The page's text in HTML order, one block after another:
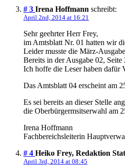
# 3 Irena Hoffmann schreibt:
April 2nd, 2014 at 16:21
Sehr geehrter Herr Frey,
im Amtsblatt Nr. 01 hatten wir
Leider musste die März-
Bereits in der Ausgabe 02,
Ich hoffe die Leser haben dafür
Das Amtsblatt 04 erscheint am
Es sei bereits an dieser Stelle
die Oberbürgermsitserwahl am
Irena Hoffmann
Fachbereichsleiterin
# 4 Heiko Frey, Redaktion
April 3rd, 2014 at 08:45